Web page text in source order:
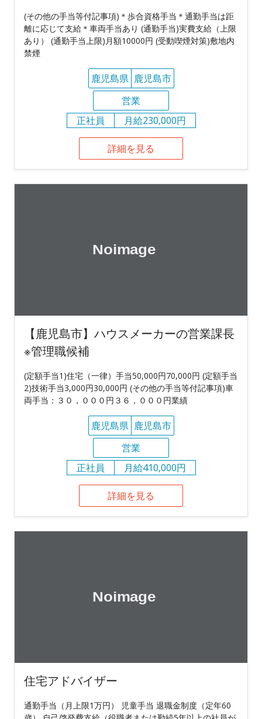
(その他の手当等付記事項)＊歩合資格手当＊通勤手当は距
離に応じて支給＊車両手当あり (通勤手当)実費支給（上限
あり） (通勤手当上限)月額10000円 (受動喫煙対策)敷地内
禁煙
鹿児島県 鹿児島市
営業
正社員
月給230,000円
詳細を見る
【鹿児島市】ハウスメーカーの営業課長
※管理職候補
(定額手当1)住宅（一律）手当50,000円70,000円 (定額手当
2)技術手当3,000円30,000円 (その他の手当等付記事項)車
両手当：３０，０００円３６，０００円業績
鹿児島県 鹿児島市
営業
正社員
月給410,000円
詳細を見る
住宅アドバイザー
通勤手当（月上限1万円） 児童手当 退職金制度（定年60